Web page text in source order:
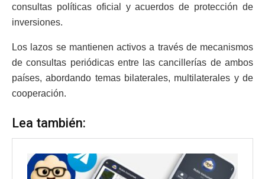
consultas políticas oficial y acuerdos de protección de
inversiones.
Los lazos se mantienen activos a través de mecanismos
de consultas periódicas entre las cancillerías de ambos
países, abordando temas bilaterales, multilaterales y de
cooperación.
Lea también: